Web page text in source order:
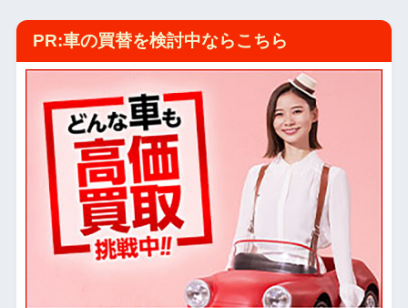
PR:車の買替を検討中ならこちら